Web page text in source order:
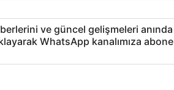
ve güncel gelişmeleri anında
WhatsApp kanalımıza abone